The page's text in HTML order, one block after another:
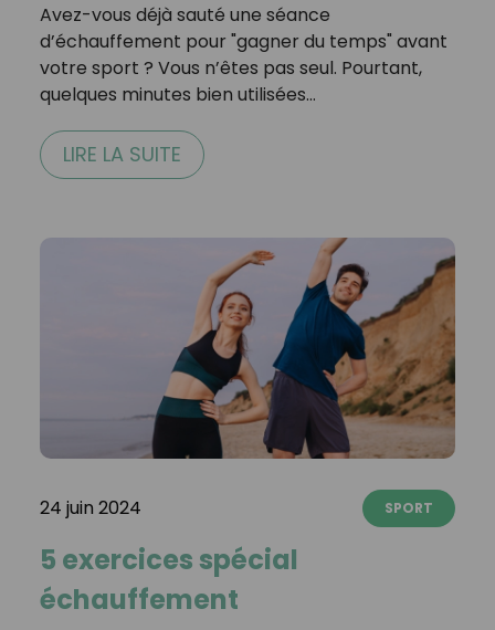
Avez-vous déjà sauté une séance
d’échauffement pour "gagner du temps" avant
votre sport ? Vous n’êtes pas seul. Pourtant,
quelques minutes bien utilisées…
LIRE LA SUITE
24 juin 2024 SPORT
5 exercices spécial
échauffement